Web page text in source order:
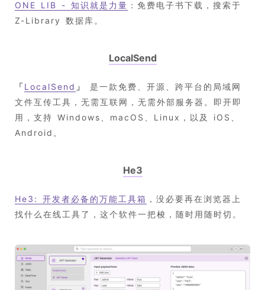
ONE LIB - 知识就是力量 ：免费电子书下载，搜索于
Z-Library 数据库。
LocalSend
「LocalSend 」
是一款免费、开源、跨平台的局域网
文件互传工具，无需互联网，无需外部服务器。即开即
用，支持 Windows、macOS、Linux，以及 iOS、
Android。
He3
He3: 开发者必备的万能工具箱 ，没必要再在浏览器上
找什么在线工具了，这个软件一把梭，随时用随时切。